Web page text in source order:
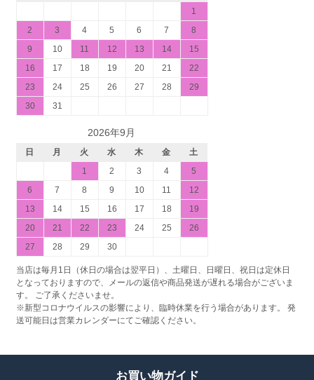
1
2
3 4 5 6 7
8
9
10 11 12 13 14
15
16
17 18 19 20 21
22
23
24 25 26 27 28
29
30
31
2026年9月
日 月 火 水 木 金
土
1
2 3 4
5
6
7 8 9 10 11
12
13
14 15 16 17 18
19
20
21 22 23 24 25
26
27
28 29 30
当店は毎月1日（休日の場合は翌平日）、土曜日、日曜日、祝日は定休日
となっておりますので、メールの返信や商品発送が遅れる場合がございま
す。 ご了承くださいませ。
※新型コロナウイルスの影響により、臨時休業を行う場合があります。 発
送可能日は営業カレンダーにてご確認ください。
お買い物ガイド